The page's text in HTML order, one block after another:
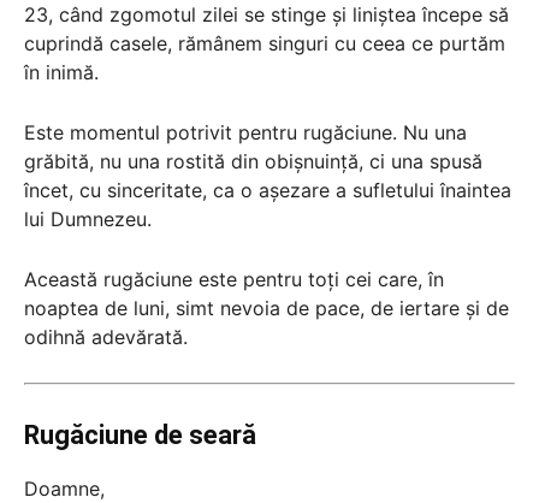
23, când zgomotul zilei se stinge și liniștea începe să
cuprindă casele, rămânem singuri cu ceea ce purtăm
în inimă.
Este momentul potrivit pentru rugăciune. Nu una
grăbită, nu una rostită din obișnuință, ci una spusă
încet, cu sinceritate, ca o așezare a sufletului înaintea
lui Dumnezeu.
Această rugăciune este pentru toți cei care, în
noaptea de luni, simt nevoia de pace, de iertare și de
odihnă adevărată.
Rugăciune de seară
Doamne,